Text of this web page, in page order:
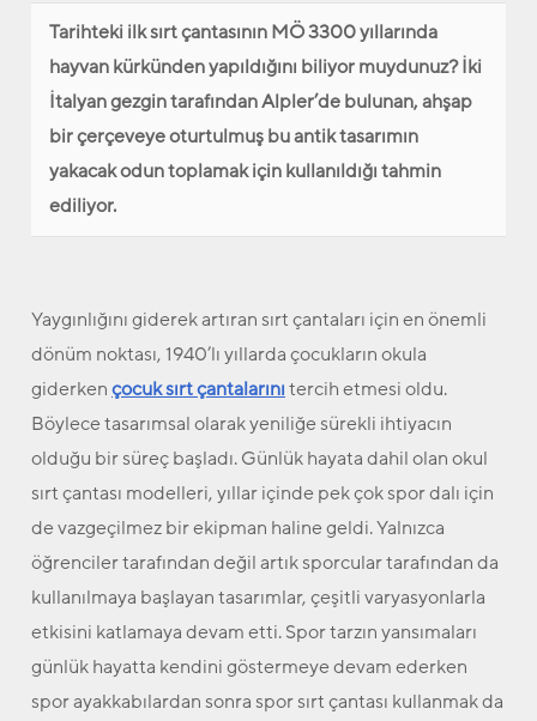
Tarihteki ilk sırt çantasının MÖ 3300 yıllarında
hayvan kürkünden yapıldığını biliyor muydunuz? İki
İtalyan gezgin tarafından Alpler’de bulunan, ahşap
bir çerçeveye oturtulmuş bu antik tasarımın
yakacak odun toplamak için kullanıldığı tahmin
ediliyor.
Yaygınlığını giderek artıran sırt çantaları için en önemli
dönüm noktası, 1940’lı yıllarda çocukların okula
giderkençocuk sırt çantalarınıtercih etmesi oldu.
Böylece tasarımsal olarak yeniliğe sürekli ihtiyacın
olduğu bir süreç başladı. Günlük hayata dahil olan okul
sırt çantası modelleri, yıllar içinde pek çok spor dalı için
de vazgeçilmez bir ekipman haline geldi. Yalnızca
öğrenciler tarafından değil artık sporcular tarafından da
kullanılmaya başlayan tasarımlar, çeşitli varyasyonlarla
etkisini katlamaya devam etti. Spor tarzın yansımaları
günlük hayatta kendini göstermeye devam ederken
spor ayakkabılardan sonra spor sırt çantası kullanmak da